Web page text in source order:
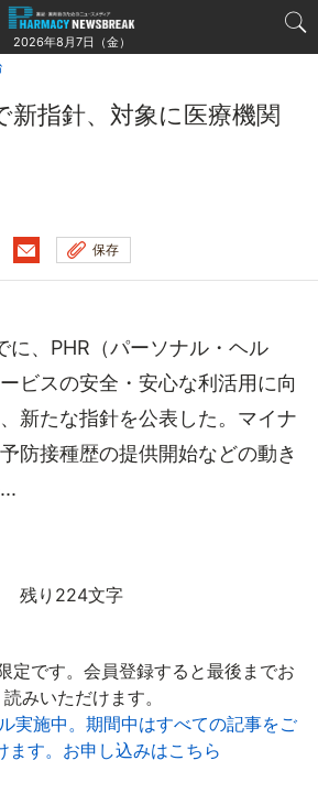
2026年8月7日（金）
新指針、対象に医療機関
保存
、PHR（パーソナル・ヘル
ビスの安全・安心な利活用に向
新たな指針を公表した。マイナ
防接種歴の提供開始などの動き
残り224文字
定です。会員登録すると最後までお
読みいただけます。
実施中。期間中はすべての記事をご
ます。お申し込みはこちら